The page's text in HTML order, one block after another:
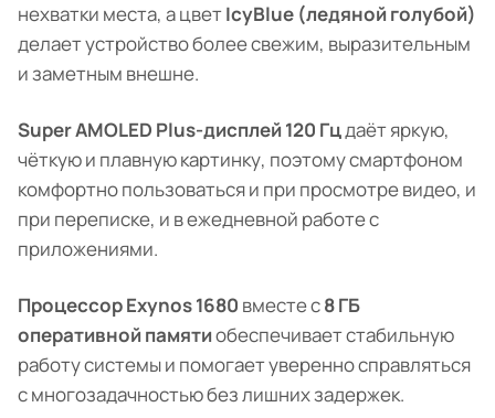
нехватки места, а цветIcyBlue (ледяной голубой)
делает устройство более свежим, выразительным
и заметным внешне.
Super AMOLED Plus-дисплей 120 Гцдаёт яркую,
чёткую и плавную картинку, поэтому смартфоном
комфортно пользоваться и при просмотре видео, и
при переписке, и в ежедневной работе с
приложениями.
Процессор Exynos 1680 вместе с8 ГБ
оперативной памятиобеспечивает стабильную
работу системы и помогает уверенно справляться
с многозадачностью без лишних задержек.